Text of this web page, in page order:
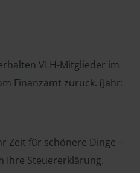
VLH-Mitglieder im
Finanzamt zurück. (Jahr:
Zeit für schönere Dinge –
Ihre Steuererklärung.